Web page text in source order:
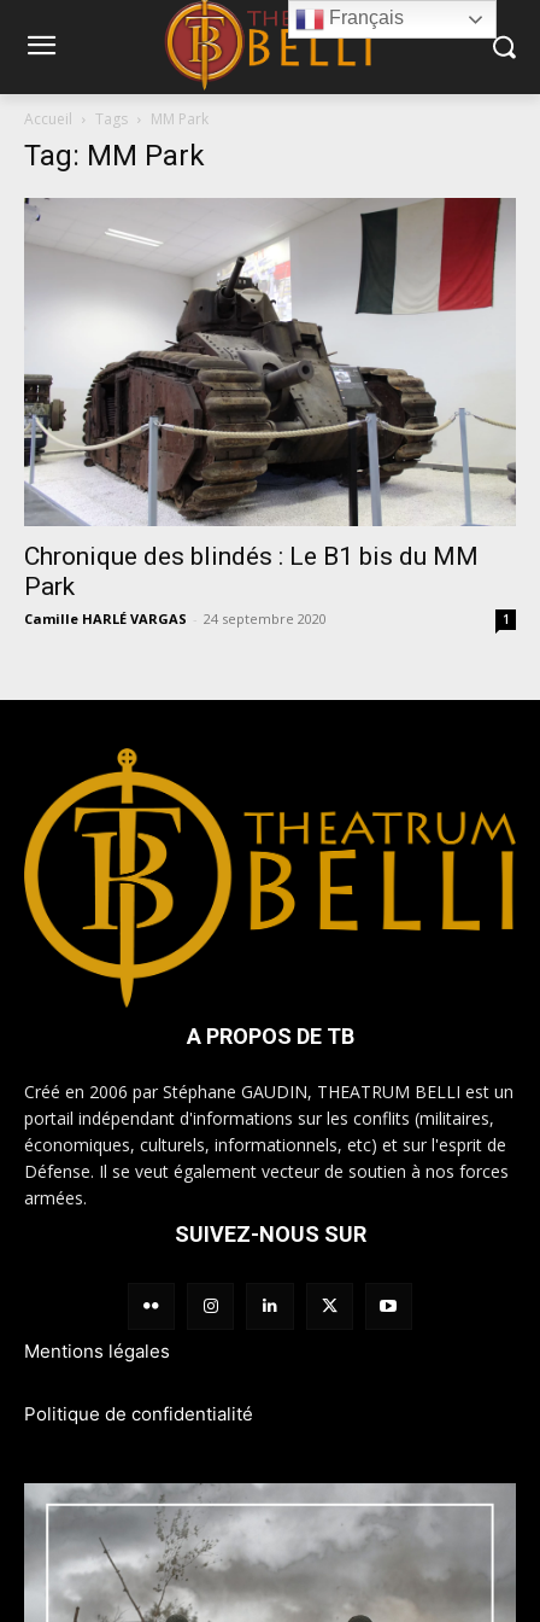
Accueil Tags MM Park
Tag: MM Park
Chronique des blindés : Le B1 bis du MM
Park
Camille HARLÉ VARGAS - 24 septembre 2020 1
A PROPOS DE TB
Créé en 2006 par Stéphane GAUDIN, THEATRUM BELLI est un
portail indépendant d'informations sur les conflits (militaires,
économiques, culturels, informationnels, etc) et sur l'esprit de
Défense. Il se veut également vecteur de soutien à nos forces
armées.
SUIVEZ-NOUS SUR
Mentions légales
Politique de confidentialité
Français